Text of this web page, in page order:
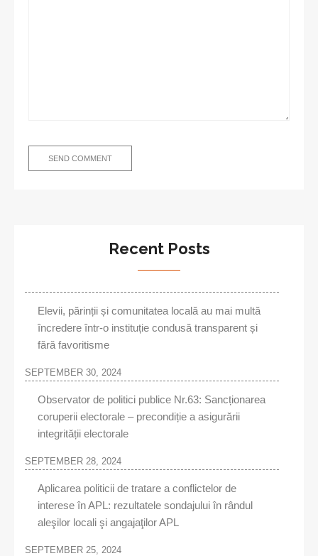
Recent Posts
Elevii, părinții și comunitatea locală au mai multă
încredere într-o instituție condusă transparent și
fără favoritisme
SEPTEMBER 30, 2024
Observator de politici publice Nr.63: Sancționarea
coruperii electorale – precondiție a asigurării
integrității electorale
SEPTEMBER 28, 2024
Aplicarea politicii de tratare a conflictelor de
interese în APL: rezultatele sondajului în rândul
aleşilor locali şi angajaţilor APL
SEPTEMBER 25, 2024